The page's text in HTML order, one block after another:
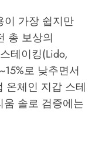
이 가장 쉽지만
총 보상의
테이킹(Lido,
로 낮추면서
온체인 지갑 스테
솔로 검증에는